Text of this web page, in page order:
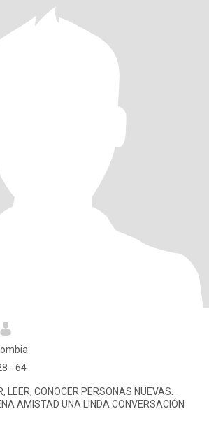
- 64
LEER, CONOCER PERSONAS NUEVAS.
AMISTAD UNA LINDA CONVERSACIÓN